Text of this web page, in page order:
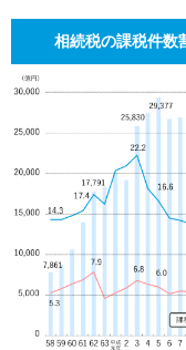
相続税の課税件数